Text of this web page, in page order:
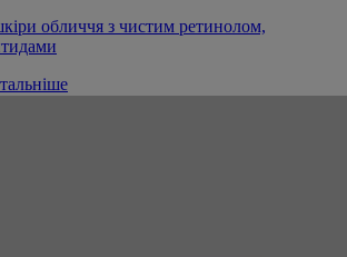
обличчя з чистим ретинолом,